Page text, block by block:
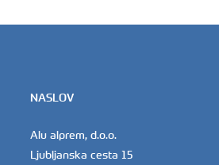
NASLOV
Alu alprem, d.o.o.
Ljubljanska cesta 15